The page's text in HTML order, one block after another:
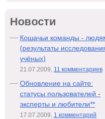
Новости
Кошачьи команды -
(результаты
учёных)
21.07.2009, 11 комментариев
Обновление на сайте:
статусы пользователей -
эксперты и любители**
17.07.2009, 1 комментарий